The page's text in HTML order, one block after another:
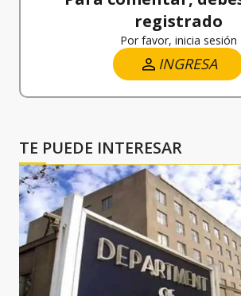
registrado
Por favor, inicia sesión
INGRESA
TE PUEDE INTERESAR